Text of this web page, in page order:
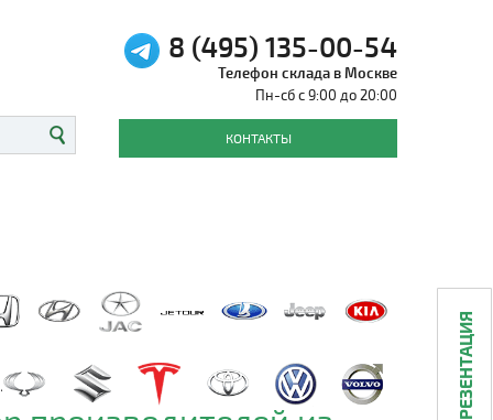
8 (495) 135-00-54
Телефон склада в Москве
Пн-сб с 9:00 до 20:00
КОНТАКТЫ